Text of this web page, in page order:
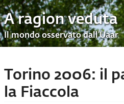
A ragion veduta
Il mondo osservato dall’Uaar
Torino 2006: il
la Fiaccola